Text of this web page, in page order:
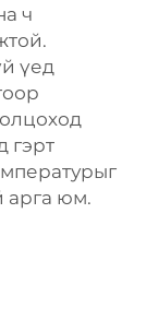
ч
үед
гэрт
арга юм.